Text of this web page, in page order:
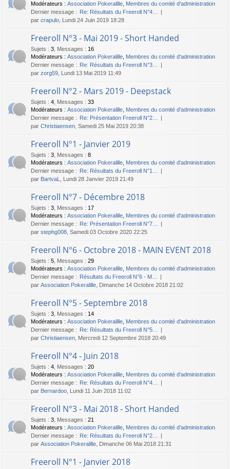
Modérateurs : Association Pokeralille Membres du comité d'administration
Dernier message : Re: Résultats du Freeroll N°4…
par crapulo , Lundi 24 Juin 2019 18:28
Freeroll N°3 - Mai 2019 - Short Handed
Sujets : 3 Messages : 16
Modérateurs : Association Pokeralille Membres du comité d'administration
Dernier message : Re: Résultats du Freeroll N°3…
par zorg59 , Lundi 13 Mai 2019 11:49
Freeroll N°2 - Mars 2019 - Deepstack
Sujets : 4 Messages : 33
Modérateurs : Association Pokeralille Membres du comité d'administration
Dernier message : Re: Présentation Freeroll N°2…
par Christiaensen , Samedi 25 Mai 2019 20:38
Freeroll N°1 - Janvier 2019
Sujets : 3 Messages : 8
Modérateurs : Association Pokeralille Membres du comité d'administration
Dernier message : Re: Résultats du Freeroll N°1…
par BartvaL , Lundi 28 Janvier 2019 21:49
Freeroll N°7 - Décembre 2018
Sujets : 3 Messages : 17
Modérateurs : Association Pokeralille Membres du comité d'administration
Dernier message : Re: Présentation Freeroll N°7…
par stephg008 , Samedi 03 Octobre 2020 22:25
Freeroll N°6 - Octobre 2018 - MAIN EVENT 2018
Sujets : 5 Messages : 29
Modérateurs : Association Pokeralille Membres du comité d'administration
Dernier message : Résultats du Freeroll N°6 - M…
par Association Pokeralille , Dimanche 14 Octobre 2018 21:02
Freeroll N°5 - Septembre 2018
Sujets : 3 Messages : 14
Modérateurs : Association Pokeralille Membres du comité d'administration
Dernier message : Re: Résultats du Freeroll N°5…
par Christiaensen , Mercredi 12 Septembre 2018 20:49
Freeroll N°4 - Juin 2018
Sujets : 4 Messages : 20
Modérateurs : Association Pokeralille Membres du comité d'administration
Dernier message : Re: Résultats du Freeroll N°4…
par Bernardoo , Lundi 11 Juin 2018 11:02
Freeroll N°3 - Mai 2018 - Short Handed
Sujets : 3 Messages : 21
Modérateurs : Association Pokeralille Membres du comité d'administration
Dernier message : Re: Résultats du Freeroll N°2…
par Association Pokeralille , Dimanche 06 Mai 2018 21:31
Freeroll N°1 - Janvier 2018